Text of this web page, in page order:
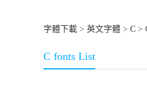
字體下載 > 英文字體 > C >
C fonts List